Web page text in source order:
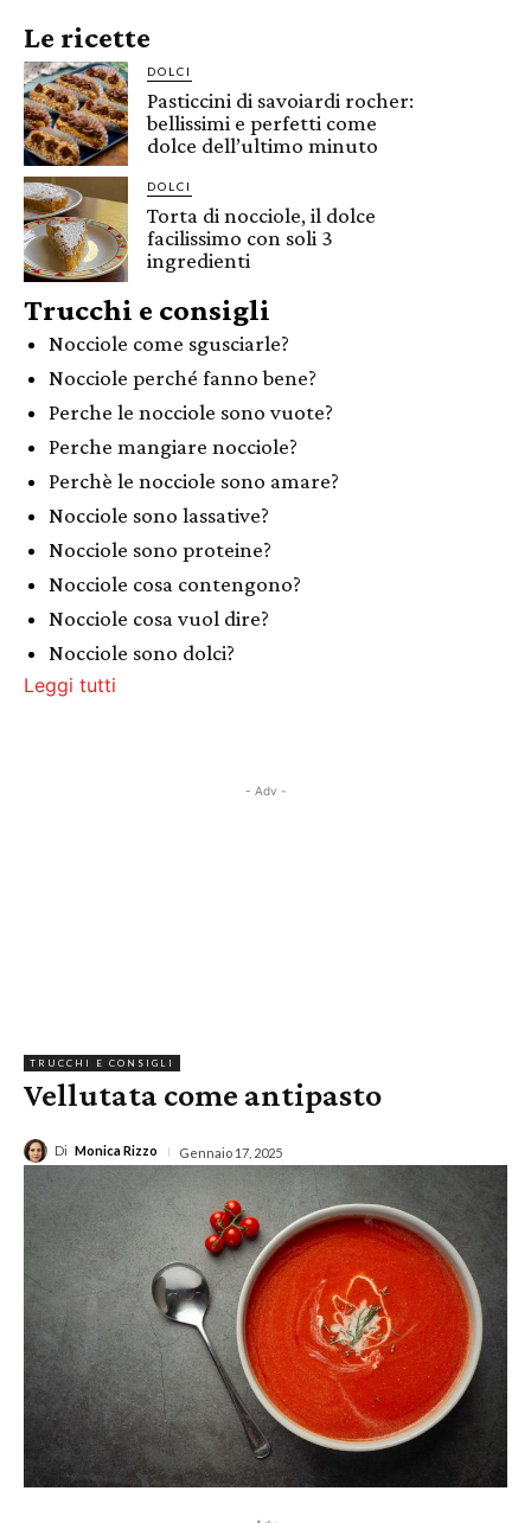
Le ricette
DOLCI
Pasticcini di savoiardi rocher:
bellissimi e perfetti come
dolce dell’ultimo minuto
DOLCI
Torta di nocciole, il dolce
facilissimo con soli 3
ingredienti
Trucchi e consigli
Nocciole come sgusciarle?
Nocciole perché fanno bene?
Perche le nocciole sono vuote?
Perche mangiare nocciole?
Perchè le nocciole sono amare?
Nocciole sono lassative?
Nocciole sono proteine?
Nocciole cosa contengono?
Nocciole cosa vuol dire?
Nocciole sono dolci?
Leggi tutti
- Adv -